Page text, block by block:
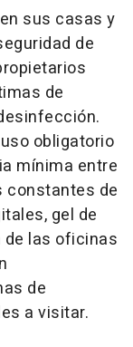
sus casas y
de
de
obligatorio
mínima entre
constantes de
gel de
las oficinas
de
a visitar.